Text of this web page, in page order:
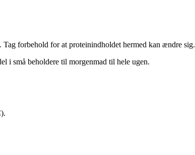
forbehold for at proteinindholdet hermed kan ændre sig.
i små beholdere til morgenmad til hele ugen.